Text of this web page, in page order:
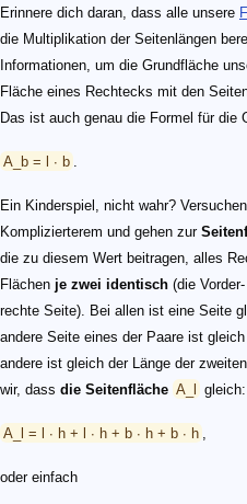
Erinnere dich daran, dass alle unsere
die Multiplikation der Seitenlängen
Informationen, um die Grundfläche
Fläche eines Rechtecks mit den
Das ist auch genau die Formel für die
A_b = l ∙ b
Ein Kinderspiel, nicht wahr?
Komplizierterem und gehen zur
die zu diesem Wert beitragen, alles
Flächen je zwei identisch (die
rechte Seite). Bei allen ist eine Seite
andere Seite eines der Paare ist
andere ist gleich der Länge der
wir, dass die Seitenfläche A_l gleich:
A_l = l ∙ h + l ∙ h + b ∙ h + b ∙ h
oder einfach